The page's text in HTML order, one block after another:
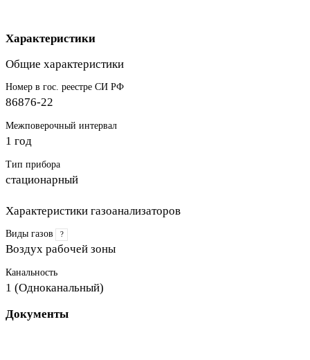
Характеристики
Общие характеристики
Номер в гос. реестре СИ РФ
86876-22
Межповерочный интервал
1 год
Тип прибора
стационарный
Характеристики газоанализаторов
Виды газов ?
Воздух рабочей зоны
Канальность
1 (Одноканальный)
Документы